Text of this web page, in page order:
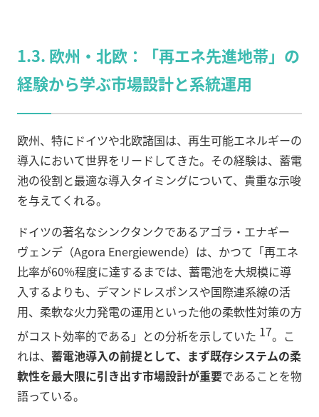
1.3. 欧州・北欧：「再エネ先進地帯」の
経験から学ぶ市場設計と系統運用
欧州、特にドイツや北欧諸国は、再生可能エネルギーの
導入において世界をリードしてきた。その経験は、蓄電
池の役割と最適な導入タイミングについて、貴重な示唆
を与えてくれる。
ドイツの著名なシンクタンクであるアゴラ・エナギー
ヴェンデ（Agora Energiewende）は、かつて「再エネ
比率が60%程度に達するまでは、蓄電池を大規模に導
入するよりも、デマンドレスポンスや国際連系線の活
用、柔軟な火力発電の運用といった他の柔軟性対策の方
がコスト効率的である」との分析を示していた 17。こ
れは、 蓄電池導入の前提として、まず既存システムの柔
軟性を最大限に引き出す市場設計が重要であることを物
語っている。